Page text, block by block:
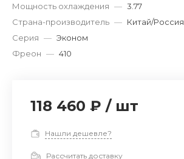
Мощность охлаждения — 3.77
Страна-производитель — Китай/Россия
Серия — Эконом
Фреон — 410
118 460 ₽ / шт
Нашли дешевле?
Рассчитать доставку